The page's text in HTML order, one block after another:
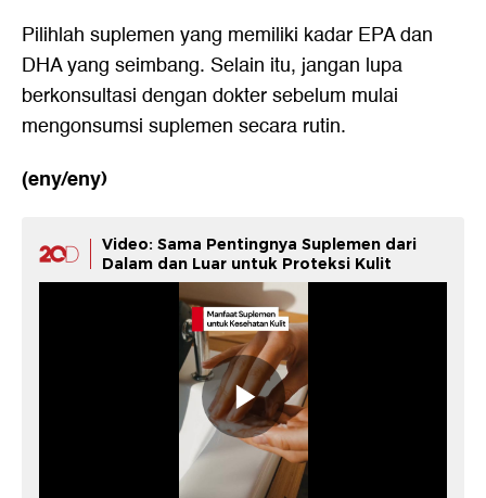
Pilihlah suplemen yang memiliki kadar EPA dan
DHA yang seimbang. Selain itu, jangan lupa
berkonsultasi dengan dokter sebelum mulai
mengonsumsi suplemen secara rutin.
(eny/eny)
Video: Sama Pentingnya Suplemen dari
Dalam dan Luar untuk Proteksi Kulit